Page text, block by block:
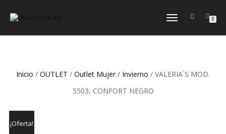
CAMBIAR
0
Inicio / OUTLET / Outlet Mujer / Invierno / VALERIA´S MOD.
5503, CONFORT NEGRO
¡Oferta!